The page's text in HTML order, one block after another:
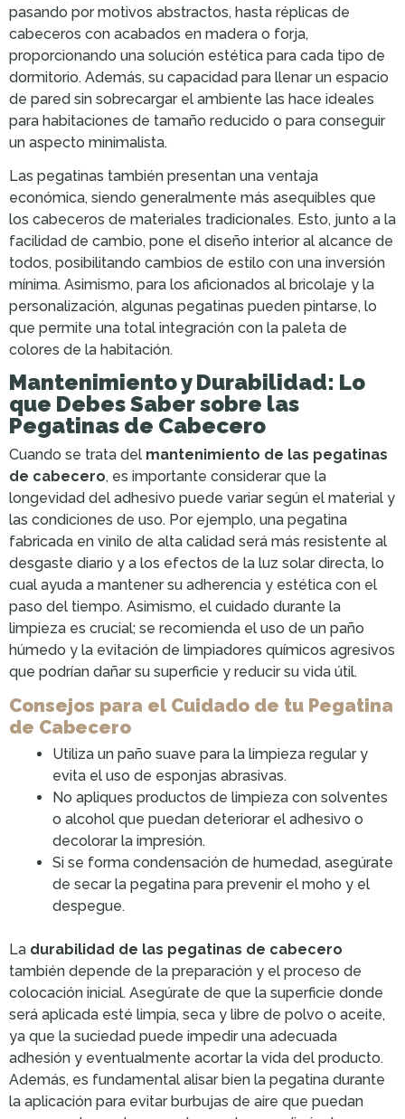
pasando por motivos abstractos, hasta réplicas de
cabeceros con acabados en madera o forja,
proporcionando una solución estética para cada tipo de
dormitorio. Además, su capacidad para llenar un espacio
de pared sin sobrecargar el ambiente las hace ideales
para habitaciones de tamaño reducido o para conseguir
un aspecto minimalista.
Las pegatinas también presentan una ventaja
económica, siendo generalmente más asequibles que
los cabeceros de materiales tradicionales. Esto, junto a la
facilidad de cambio, pone el diseño interior al alcance de
todos, posibilitando cambios de estilo con una inversión
mínima. Asimismo, para los aficionados al bricolaje y la
personalización, algunas pegatinas pueden pintarse, lo
que permite una total integración con la paleta de
colores de la habitación.
Mantenimiento y Durabilidad: Lo
que Debes Saber sobre las
Pegatinas de Cabecero
Cuando se trata del mantenimiento de las pegatinas
de cabecero, es importante considerar que la
longevidad del adhesivo puede variar según el material y
las condiciones de uso. Por ejemplo, una pegatina
fabricada en vinilo de alta calidad será más resistente al
desgaste diario y a los efectos de la luz solar directa, lo
cual ayuda a mantener su adherencia y estética con el
paso del tiempo. Asimismo, el cuidado durante la
limpieza es crucial; se recomienda el uso de un paño
húmedo y la evitación de limpiadores químicos agresivos
que podrían dañar su superficie y reducir su vida útil.
Consejos para el Cuidado de tu Pegatina
de Cabecero
Utiliza un paño suave para la limpieza regular y
evita el uso de esponjas abrasivas.
No apliques productos de limpieza con solventes
o alcohol que puedan deteriorar el adhesivo o
decolorar la impresión.
Si se forma condensación de humedad, asegúrate
de secar la pegatina para prevenir el moho y el
despegue.
La durabilidad de las pegatinas de cabecero
también depende de la preparación y el proceso de
colocación inicial. Asegúrate de que la superficie donde
será aplicada esté limpia, seca y libre de polvo o aceite,
ya que la suciedad puede impedir una adecuada
adhesión y eventualmente acortar la vida del producto.
Además, es fundamental alisar bien la pegatina durante
la aplicación para evitar burbujas de aire que puedan